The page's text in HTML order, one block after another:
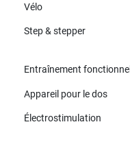
Vélo
Step & stepper
Entraînement fonctionnel
Appareil pour le dos
Électrostimulation